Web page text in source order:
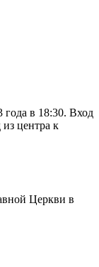
года в 18:30. Вход
центра к
Церкви в